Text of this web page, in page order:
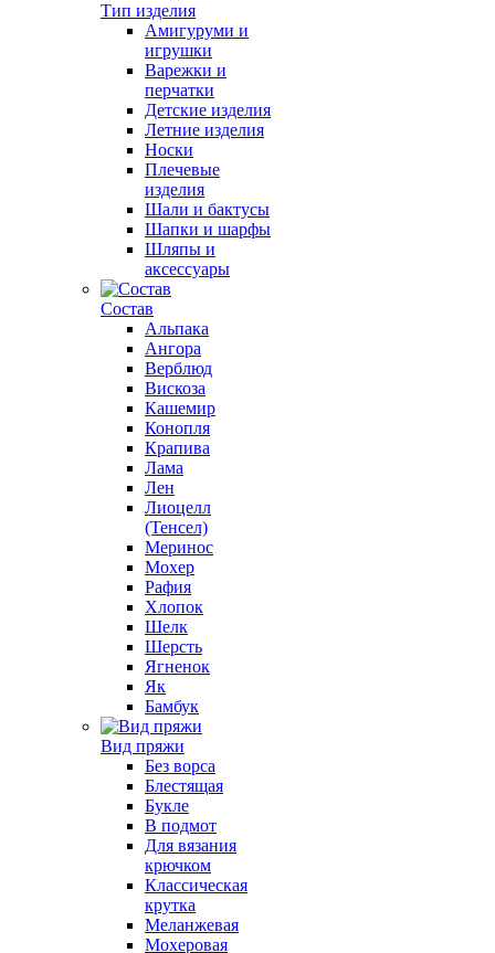
Тип изделия
Амигуруми и
игрушки
Варежки и
перчатки
Детские изделия
Летние изделия
Носки
Плечевые
изделия
Шали и бактусы
Шапки и шарфы
Шляпы и
аксессуары
Состав
Альпака
Ангора
Верблюд
Вискоза
Кашемир
Конопля
Крапива
Лама
Лен
Лиоцелл
(Тенсел)
Меринос
Мохер
Рафия
Хлопок
Шелк
Шерсть
Ягненок
Як
Бамбук
Вид пряжи
Без ворса
Блестящая
Букле
В подмот
Для вязания
крючком
Классическая
крутка
Меланжевая
Мохеровая